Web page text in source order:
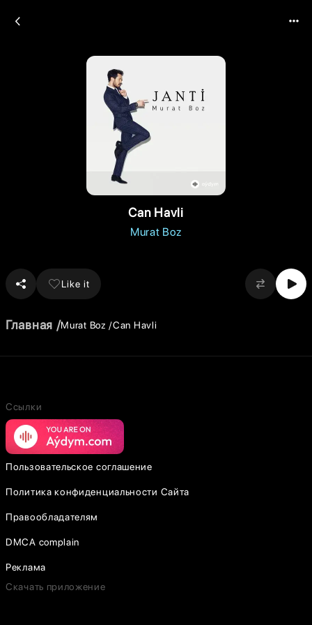
Can Havli
Murat Boz
Like it
Главная Murat Boz Can Havli
Ссылки
Пользовательское соглашение
Политика конфиденциальности Сайта
Правообладателям
DMCA complain
Реклама
Скачать приложение